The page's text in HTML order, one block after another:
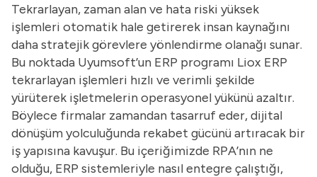
Tekrarlayan, zaman alan ve hata riski yüksek
işlemleri otomatik hale getirerek insan kaynağını
daha stratejik görevlere yönlendirme olanağı sunar.
Bu noktada Uyumsoft’un ERP programı Liox ERP
tekrarlayan işlemleri hızlı ve verimli şekilde
yürüterek işletmelerin operasyonel yükünü azaltır.
Böylece firmalar zamandan tasarruf eder, dijital
dönüşüm yolculuğunda rekabet gücünü artıracak bir
iş yapısına kavuşur. Bu içeriğimizde RPA’nın ne
olduğu, ERP sistemleriyle nasıl entegre çalıştığı,